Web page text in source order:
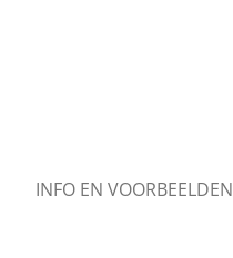
INFO EN VOORBEELDEN